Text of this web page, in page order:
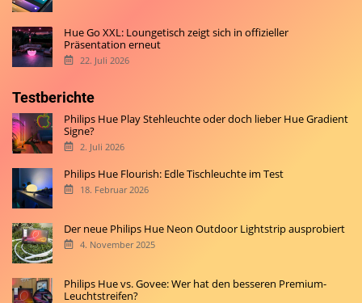
Hue Go XXL: Loungetisch zeigt sich in offizieller
Präsentation erneut
22. Juli 2026
Testberichte
Philips Hue Play Stehleuchte oder doch lieber Hue Gradient
Signe?
2. Juli 2026
Philips Hue Flourish: Edle Tischleuchte im Test
18. Februar 2026
Der neue Philips Hue Neon Outdoor Lightstrip ausprobiert
4. November 2025
Philips Hue vs. Govee: Wer hat den besseren Premium-
Leuchtstreifen?